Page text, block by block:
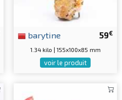
59€
barytine
1.34 kilo | 155x100x85 mm
voir le produit